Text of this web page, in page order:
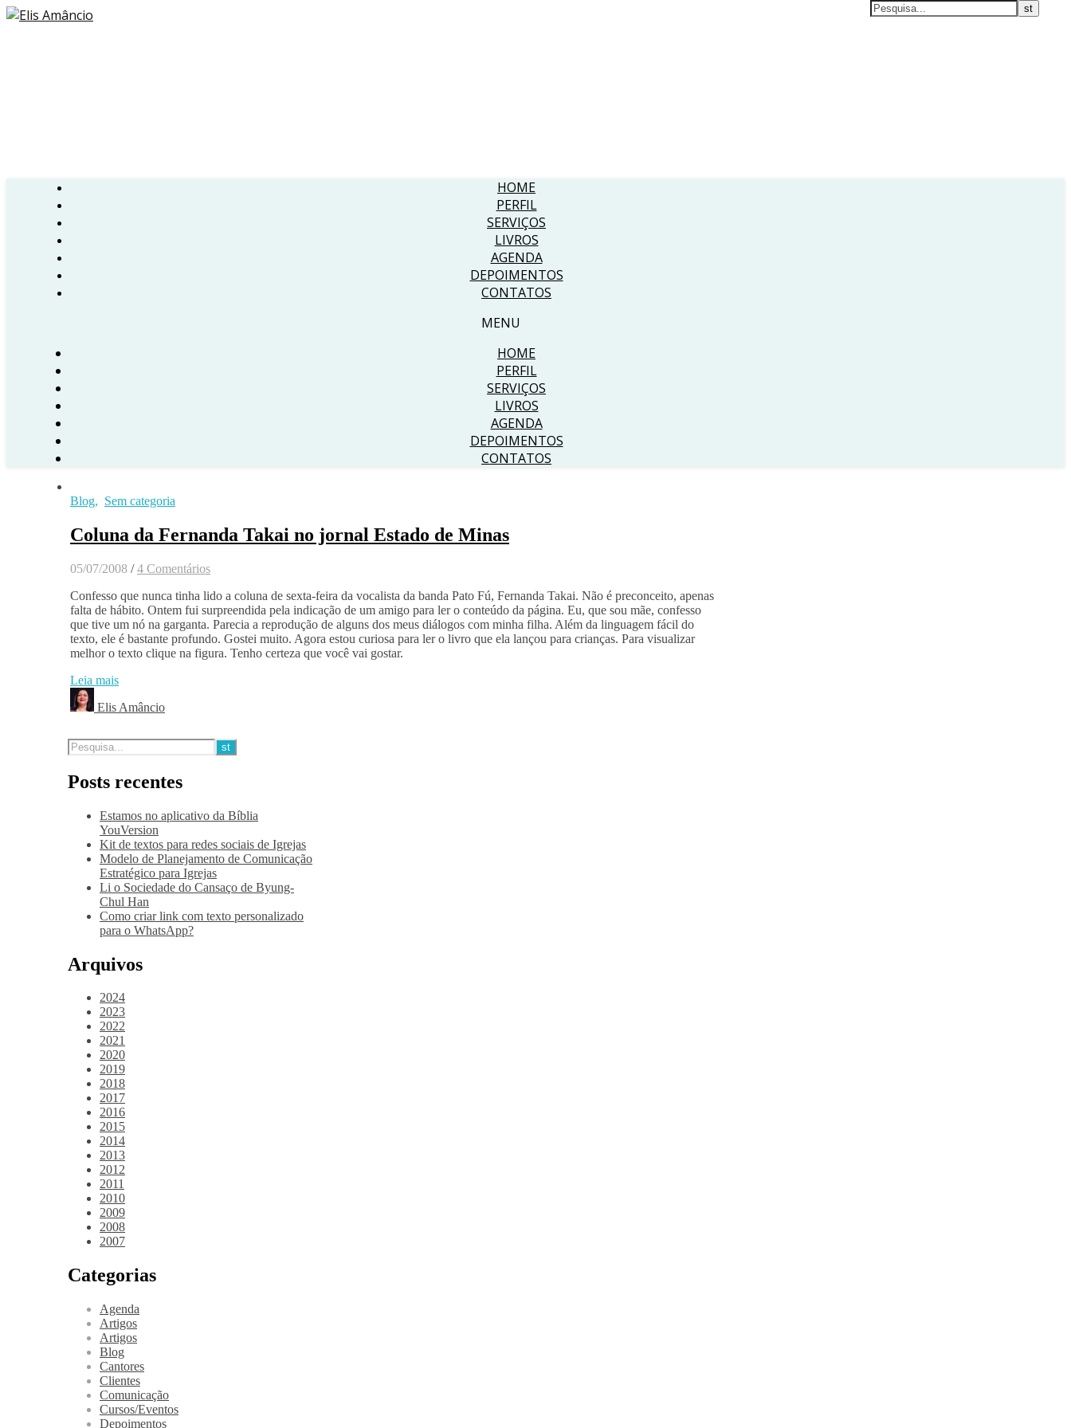
HOME
PERFIL
SERVIÇOS
LIVROS
AGENDA
DEPOIMENTOS
CONTATOS
MENU
HOME
PERFIL
SERVIÇOS
LIVROS
AGENDA
DEPOIMENTOS
CONTATOS
Blog, Sem categoria
Coluna da Fernanda Takai no jornal Estado de Minas
05/07/2008 / 4 Comentários
Confesso que nunca tinha lido a coluna de sexta-feira da vocalista da banda Pato Fú, Fernanda Takai. Não é preconceito, apenas
falta de hábito. Ontem fui surpreendida pela indicação de um amigo para ler o conteúdo da página. Eu, que sou mãe, confesso
que tive um nó na garganta. Parecia a reprodução de alguns dos meus diálogos com minha filha. Além da linguagem fácil do
texto, ele é bastante profundo. Gostei muito. Agora estou curiosa para ler o livro que ela lançou para crianças. Para visualizar
melhor o texto clique na figura. Tenho certeza que você vai gostar.
Leia mais
Elis Amâncio
Posts recentes
Estamos no aplicativo da Bíblia
YouVersion
Kit de textos para redes sociais de Igrejas
Modelo de Planejamento de Comunicação
Estratégico para Igrejas
Li o Sociedade do Cansaço de Byung-
Chul Han
Como criar link com texto personalizado
para o WhatsApp?
Arquivos
2024
2023
2022
2021
2020
2019
2018
2017
2016
2015
2014
2013
2012
2011
2010
2009
2008
2007
Categorias
Agenda
Artigos
Artigos
Blog
Cantores
Clientes
Comunicação
Cursos/Eventos
Depoimentos